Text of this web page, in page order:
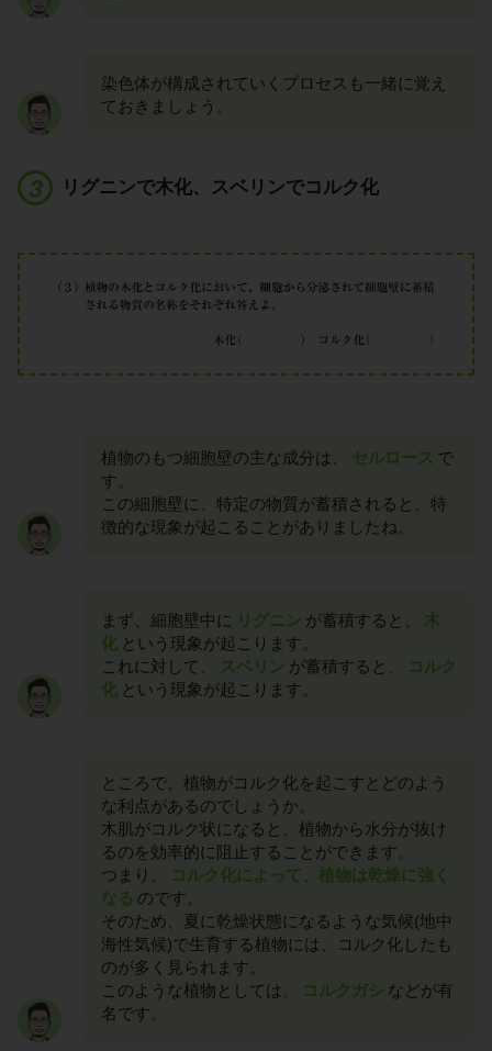
染色体が構成されていくプロセスも一緒に覚え
ておきましょう。
リグニンで木化、スベリンでコルク化
植物のもつ細胞壁の主な成分は、 セルロース で
す。
この細胞壁に、特定の物質が蓄積されると、特
徴的な現象が起こることがありましたね。
まず、細胞壁中に リグニン が蓄積すると、
木
化 という現象が起こります。
これに対して、
スベリン が蓄積すると、
コルク
化 という現象が起こります。
ところで、植物がコルク化を起こすとどのよう
な利点があるのでしょうか。
木肌がコルク状になると、植物から水分が抜け
るのを効率的に阻止することができます。
つまり、
コルク化によって、植物は乾燥に強く
なる のです。
そのため、夏に乾燥状態になるような気候(地中
海性気候)で生育する植物には、コルク化したも
のが多く見られます。
このような植物としては、
コルクガシ などが有
名です。